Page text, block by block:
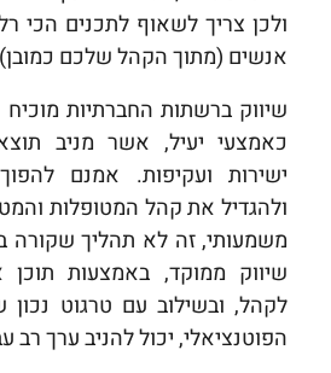
ולכן צריך לשאוף לתכנים הכי
אנשים (מתוך הקהל שלכם
שיווק ברשתות החברתיות
כאמצעי יעיל, אשר מניב
ישירות ועקיפות. אמנם
ולהגדיל את קהל המטופלות
משמעותי, זה לא תהליך שקורה
שיווק ממוקד, באמצעות תוכן
לקהל, ובשילוב עם טרגוט
הפוטנציאלי, יכול להניב ערך רב